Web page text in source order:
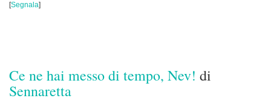
[Segnala]
Ce ne hai messo di tempo, Nev! di
Sennaretta